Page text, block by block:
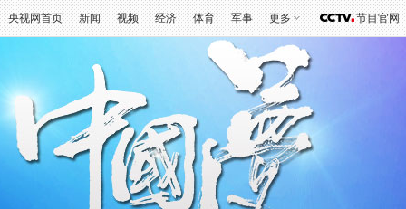
央视网首页 新闻 视频 经济 体育 军事 更多 节目官网